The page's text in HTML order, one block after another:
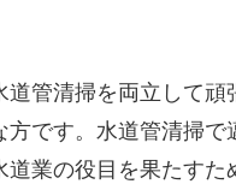
管清掃を両立して
方です。水道管清掃
道業の役目を果たす